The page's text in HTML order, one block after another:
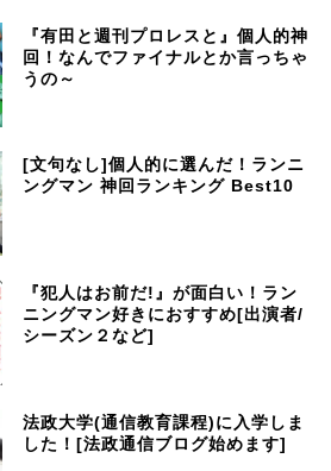
『有田と週刊プロレスと』個人的神
回！なんでファイナルとか言っちゃ
うの～
[文句なし]個人的に選んだ！ランニ
ングマン 神回ランキング Best10
『犯人はお前だ!』が面白い！ラン
ニングマン好きにおすすめ[出演者/
シーズン２など]
法政大学(通信教育課程)に入学しま
した！[法政通信ブログ始めます]